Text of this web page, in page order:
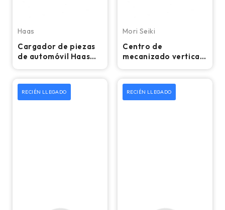
Haas
Cargador de piezas
de automóvil Haas
Mori Seiki
Centro de
mecanizado vertical
Fresadora
RECIÉN LLEGADO RECIÉN LLEGADO